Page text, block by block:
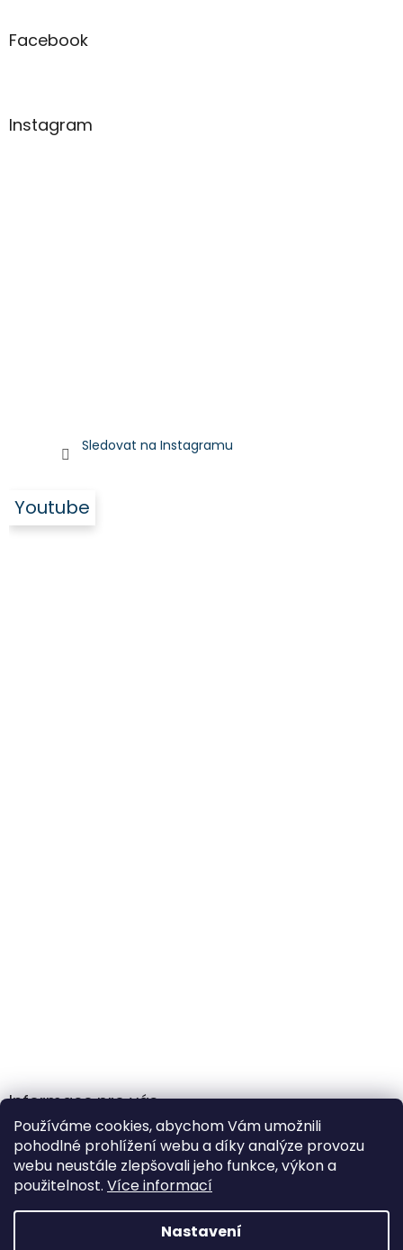
Používáme cookies, abychom Vám umožnili
pohodlné prohlížení webu a díky analýze provozu
webu neustále zlepšovali jeho funkce, výkon a
použitelnost. Více informací
Nastavení
Facebook
Instagram
Sledovat na Instagramu
Youtube
Informace pro vás
Obchodní podmínky
Podmínky ochrany osobních údajů
Vytvořil Shoptet